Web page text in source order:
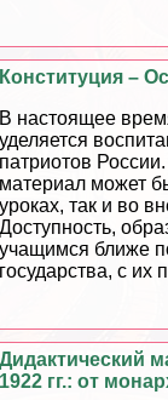
Конституция –
В настоящее
уделяется
патриотов
материал может
уроках, так и во
Доступность,
учащимся ближе
государства, с их
Дидактический
1922 гг.: от